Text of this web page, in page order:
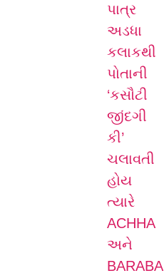
પાત્ર
અડધા
કલાકથી
પોતાની
‘કસૌટી
જીંદગી
કી’
ચલાવતી
હોય
ત્યારે
ACHHA
અને